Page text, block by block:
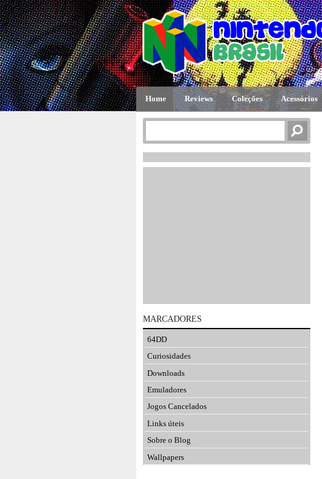
Home Reviews Coleções Acessórios
MARCADORES
64DD
Curiosidades
Downloads
Emuladores
Jogos Cancelados
Links úteis
Sobre o Blog
Wallpapers